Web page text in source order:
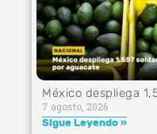
México despliega
7 agosto, 2026
Sigue Leyendo »